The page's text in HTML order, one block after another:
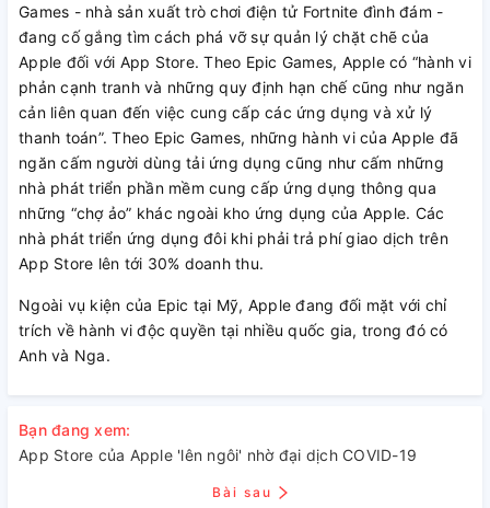
Games - nhà sản xuất trò chơi điện tử Fortnite đình đám -
đang cố gắng tìm cách phá vỡ sự quản lý chặt chẽ của
Apple đối với App Store. Theo Epic Games, Apple có “hành vi
phản cạnh tranh và những quy định hạn chế cũng như ngăn
cản liên quan đến việc cung cấp các ứng dụng và xử lý
thanh toán”. Theo Epic Games, những hành vi của Apple đã
ngăn cấm người dùng tải ứng dụng cũng như cấm những
nhà phát triển phần mềm cung cấp ứng dụng thông qua
những “chợ ảo” khác ngoài kho ứng dụng của Apple. Các
nhà phát triển ứng dụng đôi khi phải trả phí giao dịch trên
App Store lên tới 30% doanh thu.
Ngoài vụ kiện của Epic tại Mỹ, Apple đang đối mặt với chỉ
trích về hành vi độc quyền tại nhiều quốc gia, trong đó có
Anh và Nga.
Bạn đang xem:
App Store của Apple 'lên ngôi' nhờ đại dịch COVID-19
Bài sau